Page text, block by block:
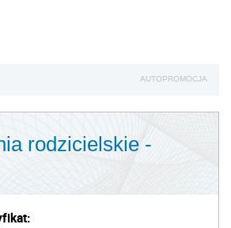
AUTOPROMOCJA
rodzicielskie -